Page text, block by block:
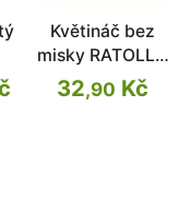
Květináč bez
misky RATOLLA
ROUND mocca
29,5cm
32,90 Kč